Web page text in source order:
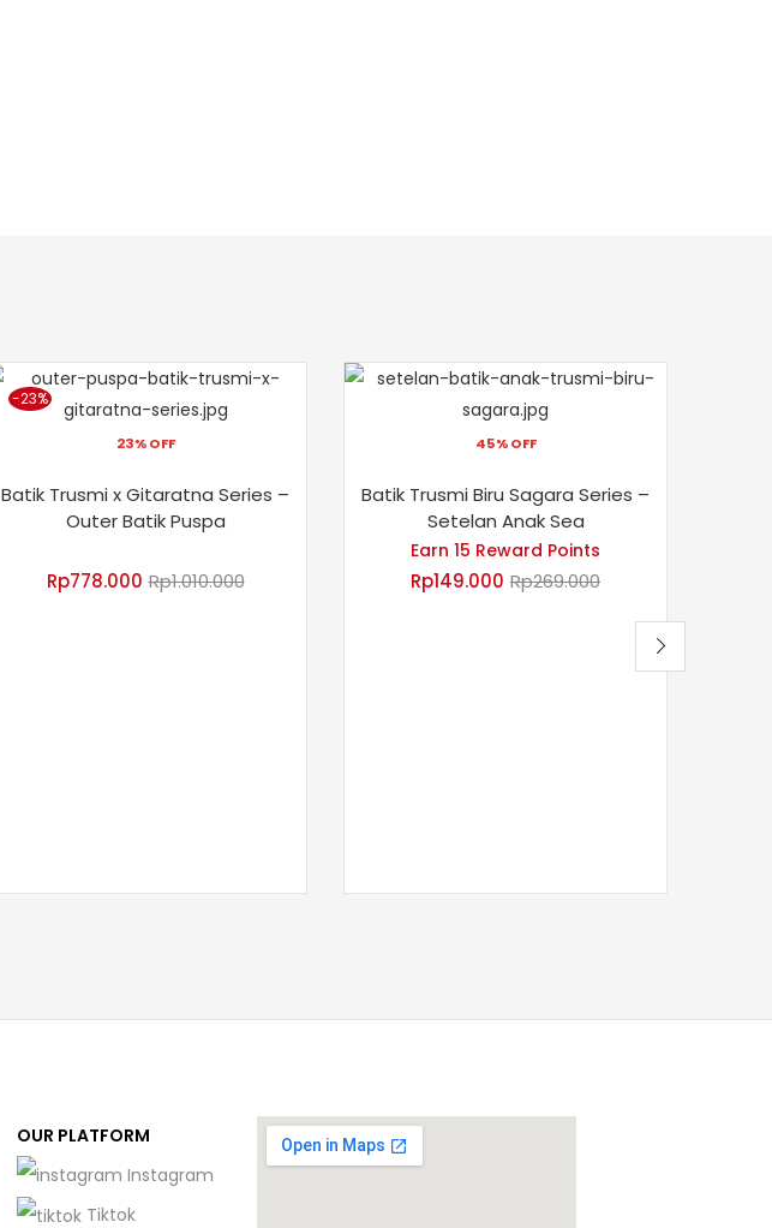
-23%
23% OFF
Batik Trusmi x Gitaratna Series –
Outer Batik Puspa
Rp778.000 Rp1.010.000
45% OFF
Batik Trusmi Biru Sagara Series –
Setelan Anak Sea
Earn 15 Reward Points
Rp149.000 Rp269.000
OUR PLATFORM
Instagram
Tiktok